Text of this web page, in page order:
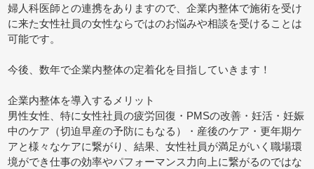
婦人科医師との連携をありますので、企業内整体で施術を受け
に来た女性社員の女性ならではのお悩みや相談を受けることは
可能です。
今後、数年で企業内整体の定着化を目指していきます！
企業内整体を導入するメリット
男性女性、特に女性社員の疲労回復・PMSの改善・妊活・妊娠
中のケア（切迫早産の予防にもなる）・産後のケア・更年期ケ
アと様々なケアに繋がり、結果、女性社員が満足がいく職場環
境ができ仕事の効率やパフォーマンス力向上に繋がるのではな